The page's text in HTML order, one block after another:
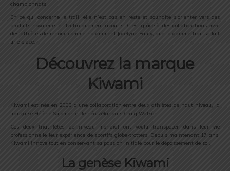
championnats.
En ce qui concerne le trail, elle n’est pas en reste et souhaite s’orienter vers des
produits novateurs et techniquement aboutis. C’est grâce à des collaborations avec
des athlètes de renom, comme notamment Jocelyne Pauly, que la gamme trail se fait
une place.
Découvrez la marque
Kiwami
Kiwami est née en 2003 d’une collaboration entre deux athlètes de haut niveau, la
française Hélène Salomon et le néo-zélandais Craig Watson.
Ces deux triathlètes de niveau mondial ont voulu transposer dans leur vie
professionnelle leur expérience de sportifs globe-trotters. Depuis maintenant 17 ans,
Kiwami innove tout en conservant sa passion initiale pour le dépassement de soi.
La genèse Kiwami